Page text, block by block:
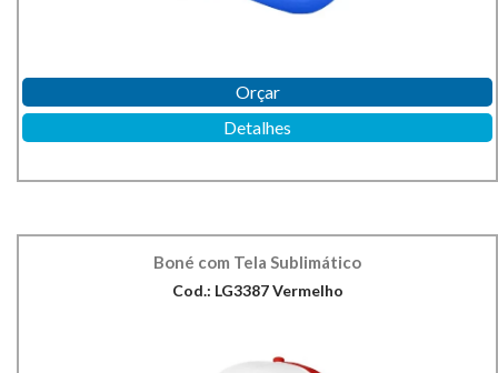
Orçar
Detalhes
Boné com Tela Sublimático
Cod.: LG3387 Vermelho